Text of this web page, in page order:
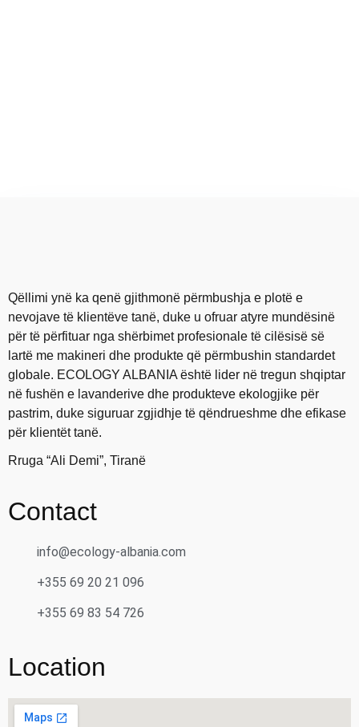
Qëllimi ynë ka qenë gjithmonë përmbushja e plotë e
nevojave të klientëve tanë, duke u ofruar atyre mundësinë
për të përfituar nga shërbimet profesionale të cilësisë së
lartë me makineri dhe produkte që përmbushin standardet
globale. ECOLOGY ALBANIA është lider në tregun shqiptar
në fushën e lavanderive dhe produkteve ekologjike për
pastrim, duke siguruar zgjidhje të qëndrueshme dhe efikase
për klientët tanë.
Rruga “Ali Demi”, Tiranë
Contact
info@ecology-albania.com
+355 69 20 21 096
+355 69 83 54 726
Location